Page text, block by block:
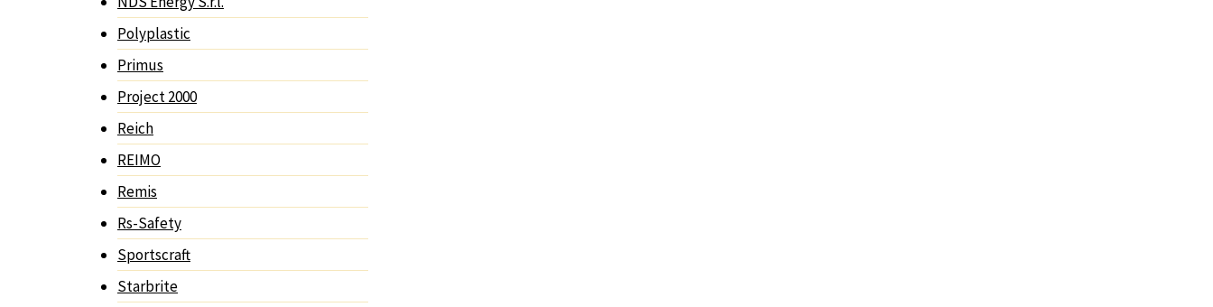
Polyplastic
Primus
Project 2000
Reich
REIMO
Remis
Rs-Safety
Sportscraft
Starbrite